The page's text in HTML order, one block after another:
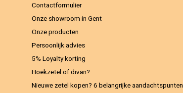
Contactformulier
Onze showroom in Gent
Onze producten
Persoonlijk advies
5% Loyalty korting
Hoekzetel of divan?
Nieuwe zetel kopen? 6 belangrijke aandachtspunten